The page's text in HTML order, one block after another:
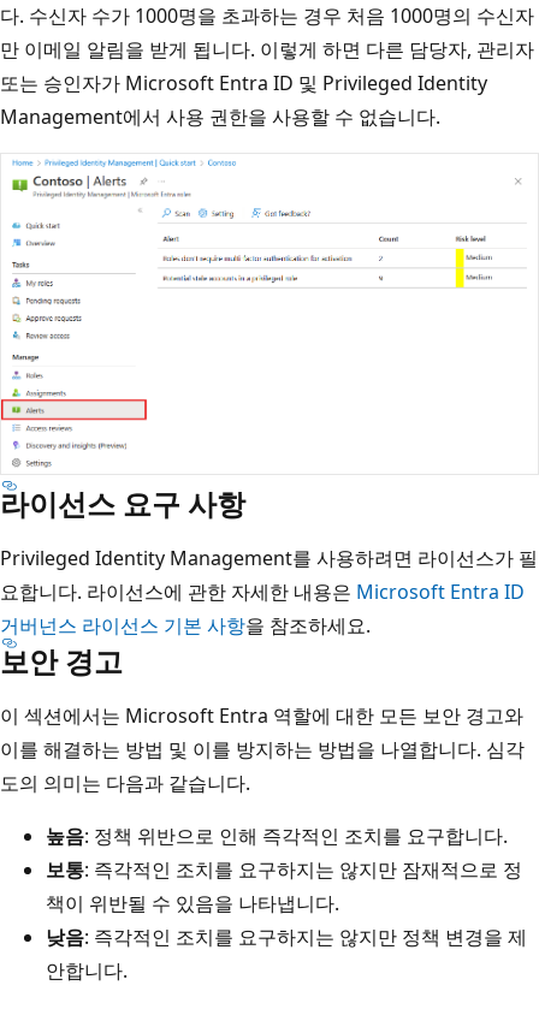
다. 수신자 수가 1000명을 초과하는 경우 처음 1000명의 수신자
만 이메일 알림을 받게 됩니다. 이렇게 하면 다른 담당자, 관리자
또는 승인자가 Microsoft Entra ID 및 Privileged Identity
Management에서 사용 권한을 사용할 수 없습니다.
라이선스 요구 사항
Privileged Identity Management를 사용하려면 라이선스가 필
요합니다. 라이선스에 관한 자세한 내용은 Microsoft Entra ID
거버넌스 라이선스 기본 사항을 참조하세요.
보안 경고
이 섹션에서는 Microsoft Entra 역할에 대한 모든 보안 경고와
이를 해결하는 방법 및 이를 방지하는 방법을 나열합니다. 심각
도의 의미는 다음과 같습니다.
높음: 정책 위반으로 인해 즉각적인 조치를 요구합니다.
보통: 즉각적인 조치를 요구하지는 않지만 잠재적으로 정
책이 위반될 수 있음을 나타냅니다.
낮음: 즉각적인 조치를 요구하지는 않지만 정책 변경을 제
안합니다.